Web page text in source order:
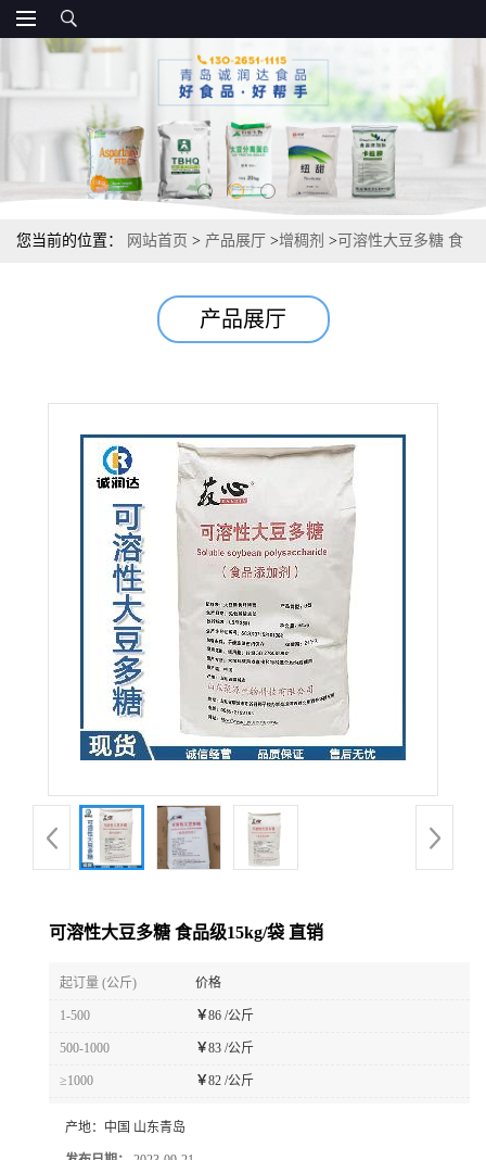
您当前的位置： 网站首页 > 产品展厅 >增稠剂 > 可溶性大豆多糖 食
产品展厅
可溶性大豆多糖 食品级15kg/袋 直销
起订量 (公斤) 价格
1-500 ￥86 /公斤
500-1000 ￥83 /公斤
≥1000 ￥82 /公斤
产地： 中国 山东青岛